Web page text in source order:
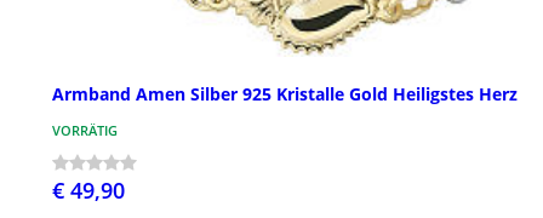
Armband Amen Silber 925 Kristalle Gold Heiligstes Herz
VORRÄTIG
€ 49,90